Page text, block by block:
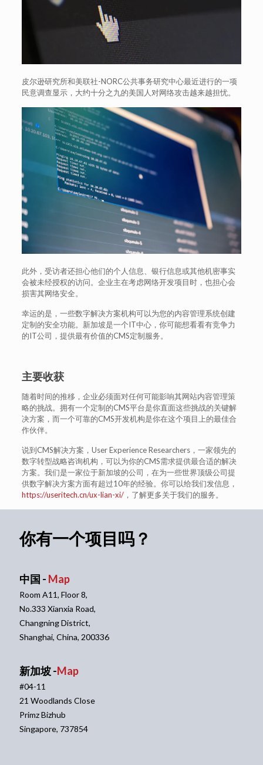
皮尔逊研究所和美联社-NORC公共事务研究中心最近进行的一项
民意调查显示，大约十分之九的美国人对网络攻击越来越担忧。
此外，受访者还担心他们的个人信息、银行信息或其他机密事实
会被未经授权的访问。企业主在考虑网络开发项目时，也担心会
损害其网络安全。
幸运的是，一些数字解决方案机构可以为您的内容管理系统创建
定制的安全功能。新加坡是一个IT中心，你可能想看看有竞争力
的IT公司，提供最有价值的CMS定制服务。
主要收获
随着时间的推移，企业必须面对任何可能影响其网站内容管理策
略的挑战。拥有一个定制的CMS平台是你直面这些挑战的关键解
决方案，而一个可靠的CMS开发机构是你在这个项目上的最佳合
作伙伴。
说到CMS解决方案，User Experience Researchers，一家领先的
数字转型战略咨询机构，可以为你的CMS需求提供最合适的解决
方案。我们是一家位于新加坡的公司，在为一些世界顶级公司提
供数字解决方案方面有超过10年的经验。你可以给我们发信息，
https://useritech.cn/ux-lian-xi/，了解更多关于我们的服务。
你有一个项目吗？
中国 - Map
Room A11, Floor 8,
No.333 Xianxia Road,
Changning District,
Shanghai, China, 200336
新加坡 -Map
#04-11
21 Woodlands Close
Primz Bizhub
Singapore, 737854